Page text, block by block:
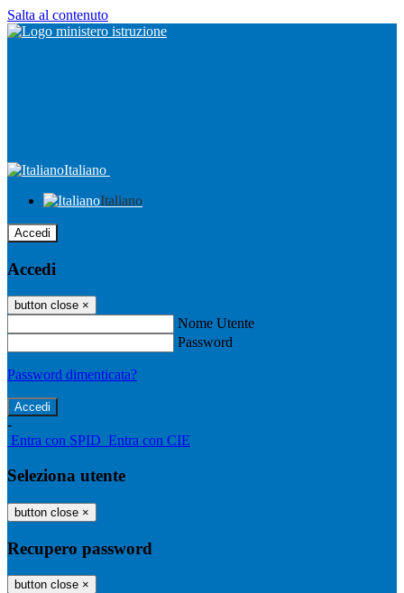
Salta al contenuto
Italiano
Italiano
Accedi
Accedi
button close ×
Nome Utente
Password
Password dimenticata?
-
Entra con SPID Entra con CIE
Seleziona utente
button close ×
Recupero password
button close ×